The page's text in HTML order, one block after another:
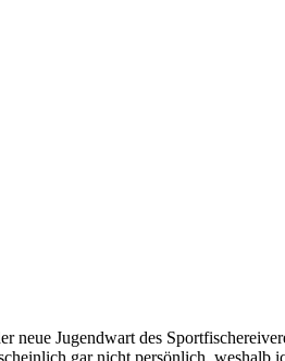
neue Jugendwart des
gar nicht persönlich, weshalb